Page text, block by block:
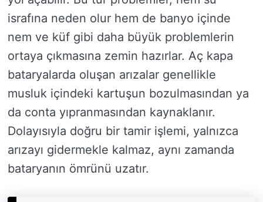
israfına neden olur hem de banyo içinde
nem ve küf gibi daha büyük problemlerin
ortaya çıkmasına zemin hazırlar. Aç kapa
bataryalarda oluşan arızalar genellikle
musluk içindeki kartuşun bozulmasından ya
da conta yıpranmasından kaynaklanır.
Dolayısıyla doğru bir tamir işlemi, yalnızca
arızayı gidermekle kalmaz, aynı zamanda
bataryanın ömrünü uzatır.